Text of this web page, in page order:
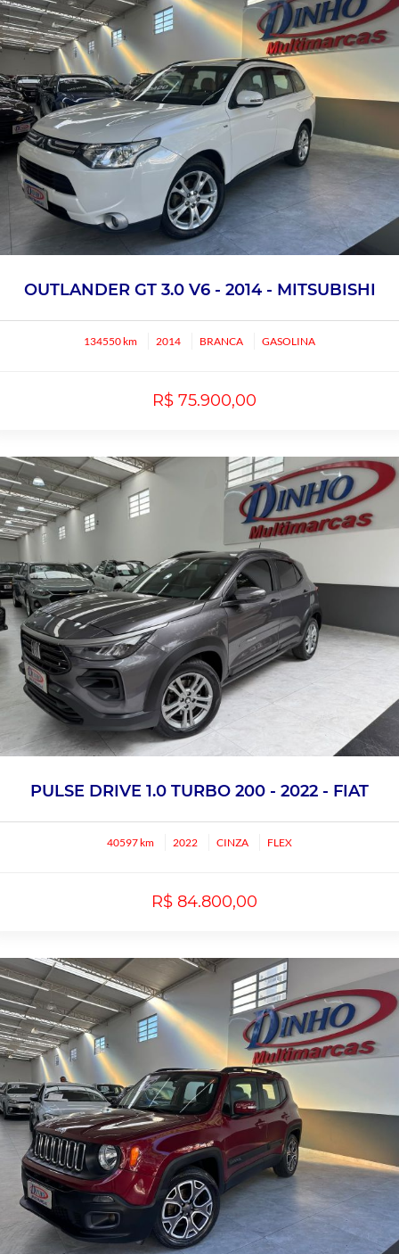
OUTLANDER GT 3.0 V6 - 2014 - MITSUBISHI
134550 km 2014 BRANCA GASOLINA
R$ 75.900,00
PULSE DRIVE 1.0 TURBO 200 - 2022 - FIAT
40597 km 2022 CINZA FLEX
R$ 84.800,00